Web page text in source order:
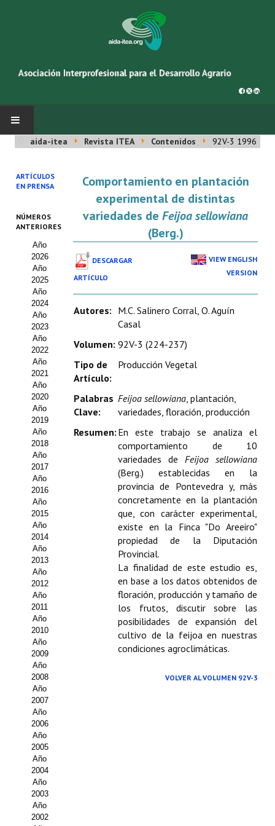
INICIO
SOBRE NOSOTROS
Organigrama
Estatutos
Hacerse socio
Noticias
Galería de Fotos
Web AIDA 2.0
REVISTA ITEA
Presentación ITEA
Equipo Editorial
Leer revista ITEA
Directrices para autores/as
Políticas Editoriales
Propuesta Volumen Especial
Sello Calidad FECYT
Premio Prensa Agraria
Buscador de Artículos
JORNADAS AIDA
Presentación Jornadas
Comunicaciones
Jornadas PAM 2026
Premio Jóvenes Investigadores
Buscador de Comunicaciones
aida-itea Revista ITEA Contenidos 92V-3 1996
ARTÍCULOS
EN PRENSA
NÚMEROS
ANTERIORES
Año
2026
Año
2025
Año
2024
Año
2023
Año
2022
Año
2021
Año
2020
Año
2019
Año
2018
Año
2017
Año
2016
Año
2015
Año
2014
Año
2013
Año
2012
Año
2011
Año
2010
Año
2009
Año
2008
Año
2007
Año
2006
Año
2005
Año
2004
Año
2003
Año
2002
Comportamiento en plantación
experimental de distintas
variedades de Feijoa sellowiana
(Berg.)
DESCARGAR
ARTÍCULO
VIEW ENGLISH
VERSION
Autores: M.C. Salinero Corral, O. Aguín
Casal
Volumen: 92V-3 (224-237)
Tipo de
Artículo:
Producción Vegetal
Palabras
Clave:
Feijoa sellowiana, plantación,
variedades, floración, producción
Resumen: En este trabajo se analiza el
comportamiento de 10
variedades de Feijoa sellowiana
(Berg.) establecidas en la
provincia de Pontevedra y, más
concretamente en la plantación
que, con carácter experimental,
existe en la Finca "Do Areeiro"
propiedad de la Diputación
Provincial.
La finalidad de este estudio es,
en base a los datos obtenidos de
floración, producción y tamaño de
los frutos, discutir sobre las
posibilidades de expansión del
cultivo de la feijoa en nuestras
condiciones agroclimáticas.
VOLVER AL VOLUMEN 92V-3